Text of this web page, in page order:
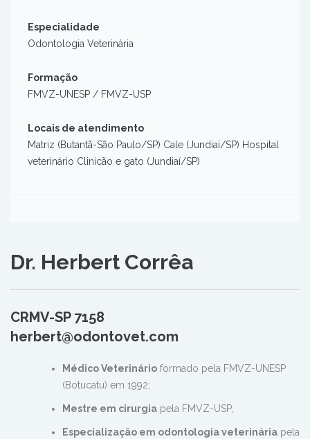
Especialidade
Odontologia Veterinária
Formação
FMVZ-UNESP / FMVZ-USP
Locais de atendimento
Matriz (Butantã-São Paulo/SP) Cale (Jundiaí/SP) Hospital
veterinário Clinicão e gato (Jundiaí/SP)
Dr. Herbert Corrêa
CRMV-SP 7158
herbert@odontovet.com
Médico Veterinário formado pela FMVZ-UNESP
(Botucatu) em 1992;
Mestre em cirurgia pela FMVZ-USP;
Especialização em odontologia veterinária pela